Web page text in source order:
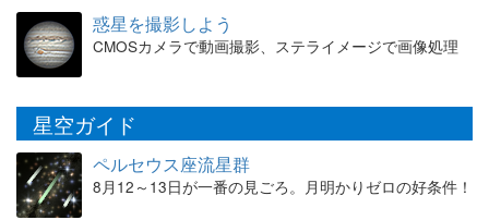
惑星を撮影しよう
CMOSカメラで動画撮影、ステライメージで画像処理
星空ガイド
ペルセウス座流星群
8月12～13日が一番の見ごろ。月明かりゼロの好条件！